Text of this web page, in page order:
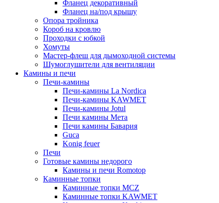
Фланец декоративный
Фланец на/под крышу
Опора тройника
Короб на кровлю
Проходки с юбкой
Хомуты
Мастер-флеш для дымоходной системы
Шумоглушители для вентиляции
Камины и печи
Печи-камины
Печи-камины La Nordica
Печи-камины KAWMET
Печи-камины Jotul
Печи камины Мета
Печи камины Бавария
Guca
Konig feuer
Печи
Готовые камины недорого
Камины и печи Romotop
Каминные топки
Каминные топки MCZ
Каминные топки KAWMET